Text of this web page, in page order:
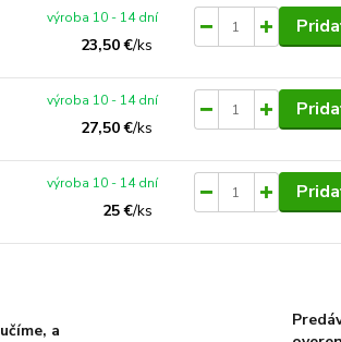
23,50 €/ks
výroba 10 - 14 dní
27,50 €/ks
výroba 10 - 14 dní
25 €/ks
výroba 10 - 14 dní
a